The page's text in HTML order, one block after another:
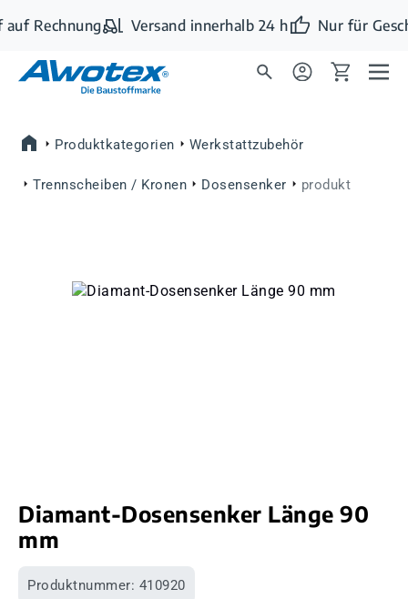
Zum Hauptinhalt springen
Rechnung Versand innerhalb 24 h Nur für
Produktkategorien Werkstattzubehör
Trennscheiben / Kronen Dosensenker produkt
Bildergalerie überspringen
Diamant-Dosensenker Länge 90
mm
Produktnummer: 410920